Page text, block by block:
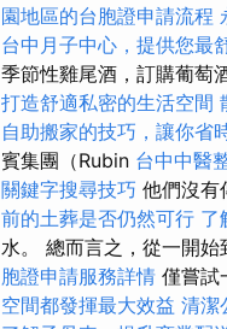
園地區的台胞證申請流程
台中月子中心，提供您最
季節性雞尾酒，訂購葡萄
打造舒適私密的生活空間
自助搬家的技巧，讓你省
賓集團（Rubin 台中中醫
關鍵字搜尋技巧 他們沒有
前的土葬是否仍然可行 了
水。 總而言之，從一開
胞證申請服務詳情 僅嘗試
空間都發揮最大效益 清潔